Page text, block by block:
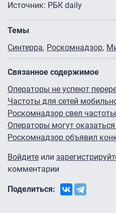
Источник: РБК daily
Темы
Синтерра Роскомнадзор
Связанное содержимое
Операторы не успеют
Частоты для сетей
Роскомнадзор свел частоты
Операторы могут
Роскомнадзор объявил
Войдите или
комментарии
Поделиться: